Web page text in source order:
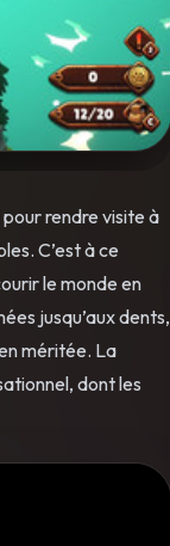
pour rendre visite à
C’est à ce
le monde en
jusqu’aux dents,
méritée. La
dont les